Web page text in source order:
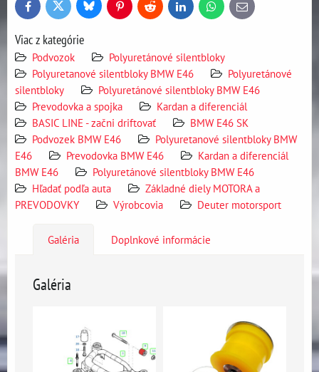
FacebookTwitter BlueskyPinterestReddit LinkedInWhatsApp
E-
mail
Viac z kategórie
Podvozok
Polyuretánové silentbloky
Polyuretanové silentbloky BMW E46
Polyuretánové
silentbloky
Polyuretánové silentbloky BMW E46
Prevodovka a spojka
Kardan a diferenciál
BASIC LINE - začni driftovať
BMW E46 SK
Podvozek BMW E46
Polyuretanové silentbloky BMW
E46
Prevodovka BMW E46
Kardan a diferenciál
BMW E46
Polyuretánové silentbloky BMW E46
Hľadať podľa auta
Základné diely MOTORA a
PREVODOVKY
Výrobcovia Deuter motorsport
Galéria Doplnkové informácie
Galéria